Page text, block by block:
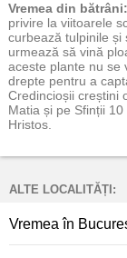
Vremea din bătrâni:
privire la viitoarele
curbează tulpinile și
urmează să vină
aceste plante nu se
drepte pentru a
Credincioșii creștini
Matia și pe Sfinții
Hristos.
ALTE LOCALITĂȚI:
Vremea în